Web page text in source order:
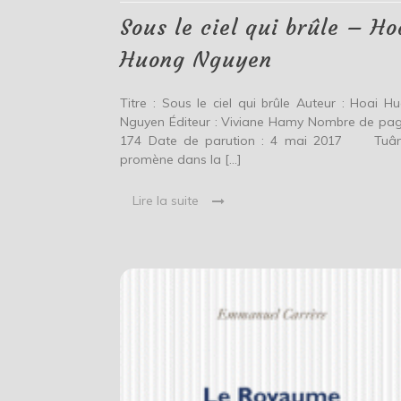
–
Hoai
Sous le ciel qui brûle –
Huong Nguyen
Titre : Sous le ciel qui brûle Auteur : Hoai
Nguyen Éditeur : Viviane Hamy Nombre de
174 Date de parution : 4 mai 2017
promène dans la […]
Lire la suite